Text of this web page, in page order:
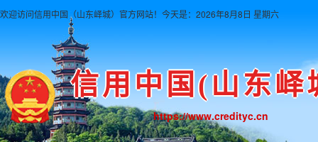
欢迎访问信用中国（山东峄城）官方网站！ 今天是：2026年8月8日 星期六
信用中国(山东峄
https://www.credityc.cn